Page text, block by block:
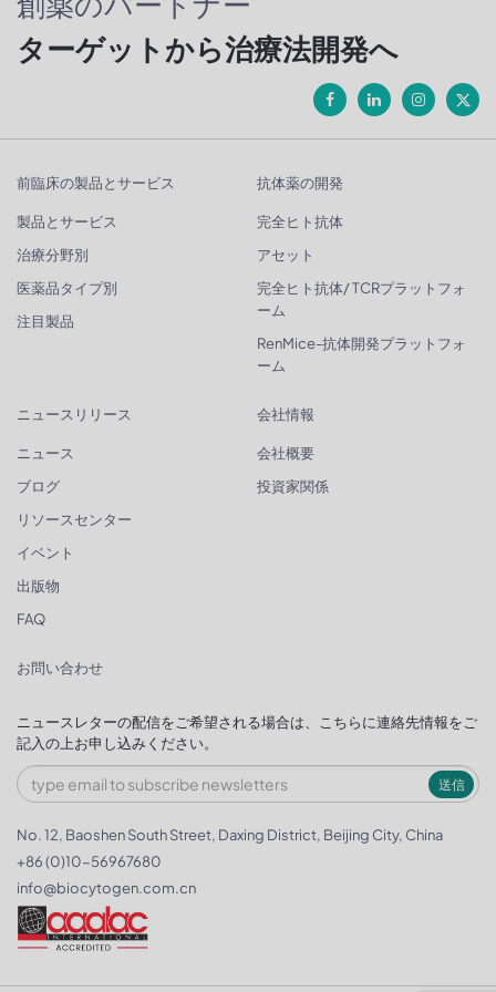
ターゲットから治療法開発へ
前臨床の製品とサービス
製品とサービス
治療分野別
医薬品タイプ別
注目製品
抗体薬の開発
完全ヒト抗体
アセット
完全ヒト抗体/ TCRプラットフォ
ーム
RenMice-抗体開発プラットフォ
ーム
ニュースリリース
ニュース
ブログ
リソースセンター
イベント
出版物
FAQ
会社情報
会社概要
投資家関係
お問い合わせ
ニュースレターの配信をご希望される場合は、こちらに連絡先情報をご
記入の上お申し込みください。
送信
No. 12, Baoshen South Street, Daxing District, Beijing City, China
+86 (0)10-56967680
info@biocytogen.com.cn